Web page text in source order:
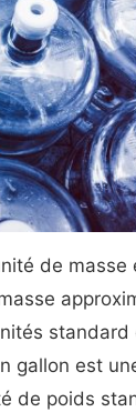
de masse
standard
gallon est
de poids